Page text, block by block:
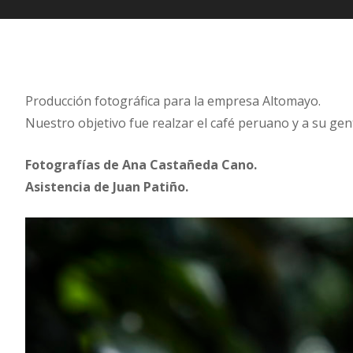
Producción fotográfica para la empresa Altomayo.
Nuestro objetivo fue realzar el café peruano y a su
Fotografías de Ana Castañeda Cano.
Asistencia de Juan Patiño.